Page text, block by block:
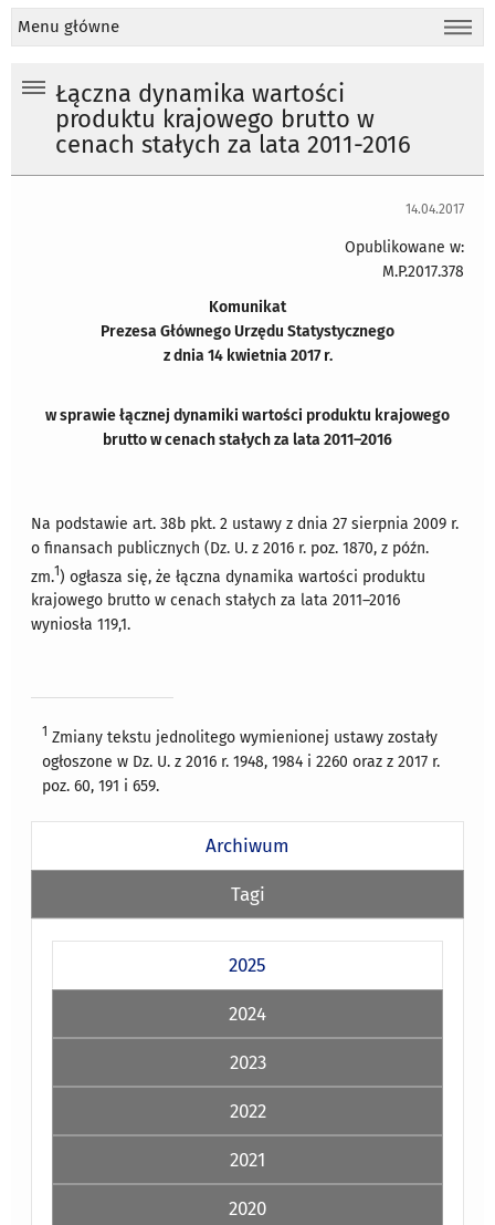
Menu główne
Łączna dynamika wartości
produktu krajowego brutto w
cenach stałych za lata 2011-2016
14.04.2017
Opublikowane w:
M.P.2017.378
Komunikat
Prezesa Głównego Urzędu Statystycznego
z dnia 14 kwietnia 2017 r.
w sprawie łącznej dynamiki wartości produktu krajowego
brutto w cenach stałych za lata 2011–2016
Na podstawie art. 38b pkt. 2 ustawy z dnia 27 sierpnia 2009 r.
o finansach publicznych (Dz. U. z 2016 r. poz. 1870, z późn.
zm.1) ogłasza się, że łączna dynamika wartości produktu
krajowego brutto w cenach stałych za lata 2011–2016
wyniosła 119,1.
1 Zmiany tekstu jednolitego wymienionej ustawy zostały
ogłoszone w Dz. U. z 2016 r. 1948, 1984 i 2260 oraz z 2017 r.
poz. 60, 191 i 659.
Archiwum
Tagi
2025
2024
2023
2022
2021
2020